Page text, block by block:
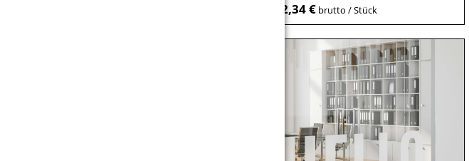
22,34 €brutto / Stück